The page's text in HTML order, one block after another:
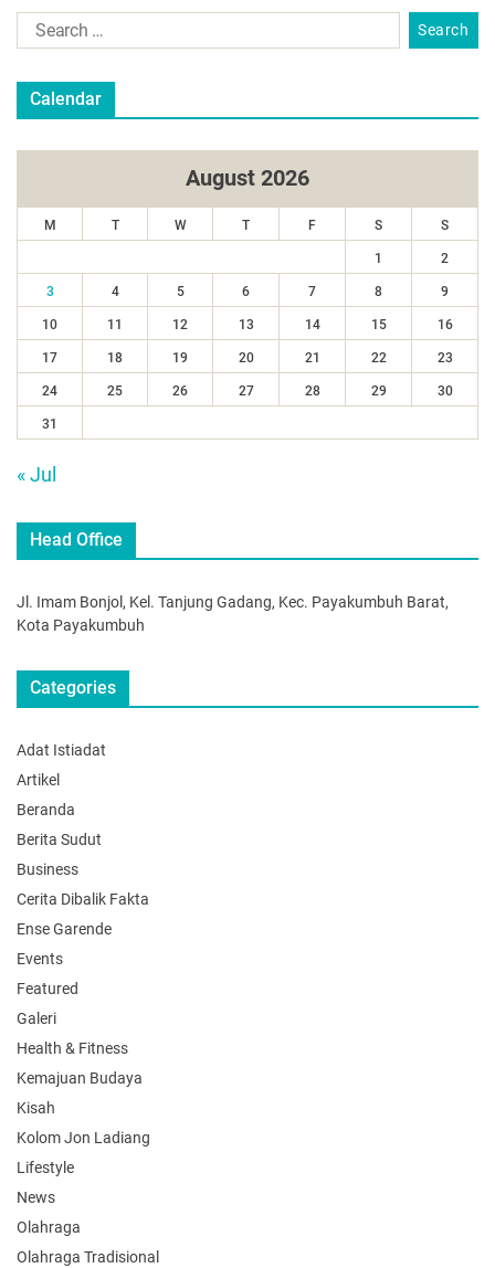
Calendar
August 2026
M T W T F S S
1 2
3 4 5 6 7 8 9
10 11 12 13 14 15 16
17 18 19 20 21 22 23
24 25 26 27 28 29 30
31
« Jul
Head Office
Jl. Imam Bonjol, Kel. Tanjung Gadang, Kec. Payakumbuh Barat,
Kota Payakumbuh
Categories
Adat Istiadat
Artikel
Beranda
Berita Sudut
Business
Cerita Dibalik Fakta
Ense Garende
Events
Featured
Galeri
Health & Fitness
Kemajuan Budaya
Kisah
Kolom Jon Ladiang
Lifestyle
News
Olahraga
Olahraga Tradisional